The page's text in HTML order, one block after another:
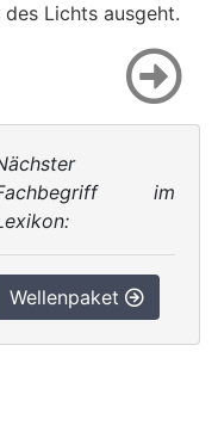
Lichts ausgeht.
im
Wellenpaket